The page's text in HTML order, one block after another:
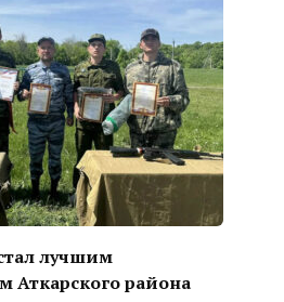
лучшим
Аткарского района